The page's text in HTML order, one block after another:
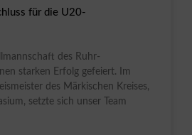
für die U20-
des Ruhr-
starken Erfolg gefeiert. Im
des Märkischen Kreises,
setzte sich unser Team